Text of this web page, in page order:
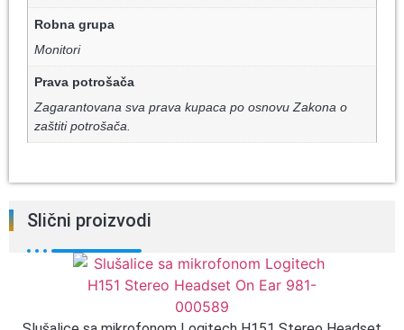
Robna grupa
Monitori
Prava potrošača
Zagarantovana sva prava kupaca po osnovu Zakona o
zaštiti potrošača.
Slični proizvodi